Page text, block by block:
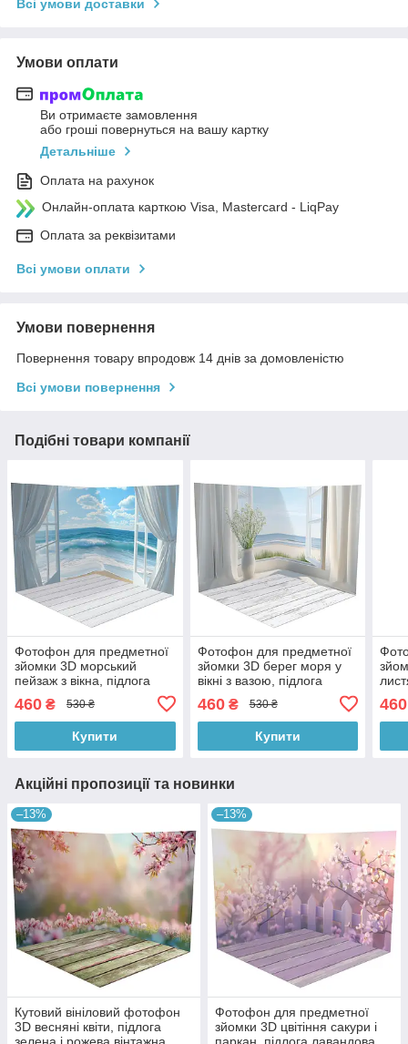
Всі умови доставки
Умови оплати
Ви отримаєте замовлення
або гроші повернуться на вашу картку
Детальніше
Оплата на рахунок
Онлайн-оплата карткою Visa, Mastercard - LiqPay
Оплата за реквізитами
Всі умови оплати
Умови повернення
Повернення товару впродовж 14 днів за домовленістю
Всі умови повернення
Подібні товари компанії
Фотофон для предметної
зйомки 3D морський
пейзаж з вікна, підлога
камінь, 50×50 см, №58636
460 ₴ 530 ₴
Купити
Фотофон для предметної
зйомки 3D берег моря у
вікні з вазою, підлога
мармур і вибілена дошка,
50×50 см, №58641
460₴ 530 ₴
Купити
460
Акційні пропозиції та новинки
–13%
Кутовий вініловий фотофон
3D весняні квіти, підлога
зелена і рожева вінтажна
–13%
Фотофон для предметної
зйомки 3D цвітіння сакури і
паркан, підлога лавандова